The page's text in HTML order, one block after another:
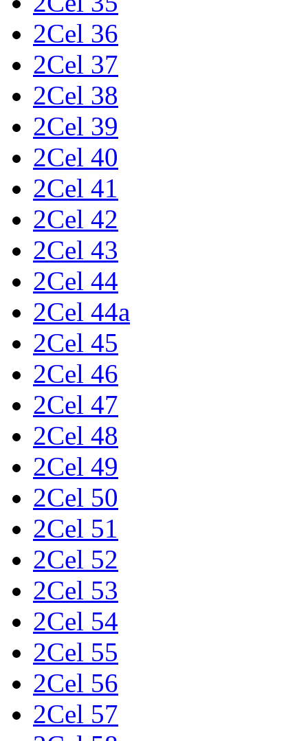
2Cel 36
2Cel 37
2Cel 38
2Cel 39
2Cel 40
2Cel 41
2Cel 42
2Cel 43
2Cel 44
2Cel 44a
2Cel 45
2Cel 46
2Cel 47
2Cel 48
2Cel 49
2Cel 50
2Cel 51
2Cel 52
2Cel 53
2Cel 54
2Cel 55
2Cel 56
2Cel 57